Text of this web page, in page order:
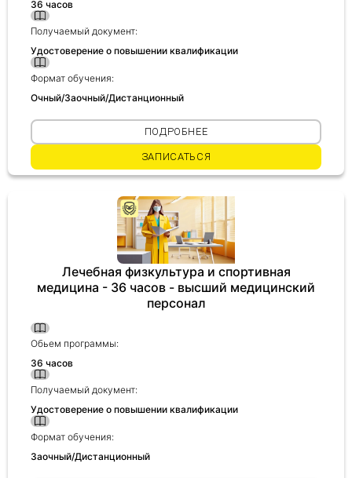
36 часов
Получаемый документ:
Удостоверение о повышении квалификации
Формат обучения:
Очный/Заочный/Дистанционный
ПОДРОБНЕЕ
ЗАПИСАТЬСЯ
Лечебная физкультура и спортивная
медицина - 36 часов - высший медицинский
персонал
Обьем программы:
36 часов
Получаемый документ:
Удостоверение о повышении квалификации
Формат обучения:
Заочный/Дистанционный